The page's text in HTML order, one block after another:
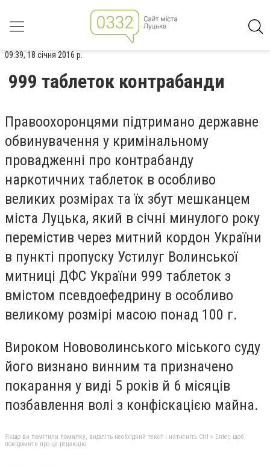
09:39, 18 січня 2016 р.
999 таблеток контрабанди
Правоохоронцями підтримано державне
обвинувачення у кримінальному
провадженні про контрабанду
наркотичних таблеток в особливо
великих розмірах та їх збут мешканцем
міста Луцька, який в січні минулого року
перемістив через митний кордон України
в пункті пропуску Устилуг Волинської
митниці ДФС України 999 таблеток з
вмістом псевдоефедрину в особливо
великому розмірі масою понад 100 г.
Вироком Нововолинського міського суду
його визнано винним та призначено
покарання у виді 5 років й 6 місяців
позбавлення волі з конфіскацією майна.
Якщо ви помітили помилку, виділіть необхідний текст і натисніть Ctrl + Enter, щоб
повідомити про це редакцію